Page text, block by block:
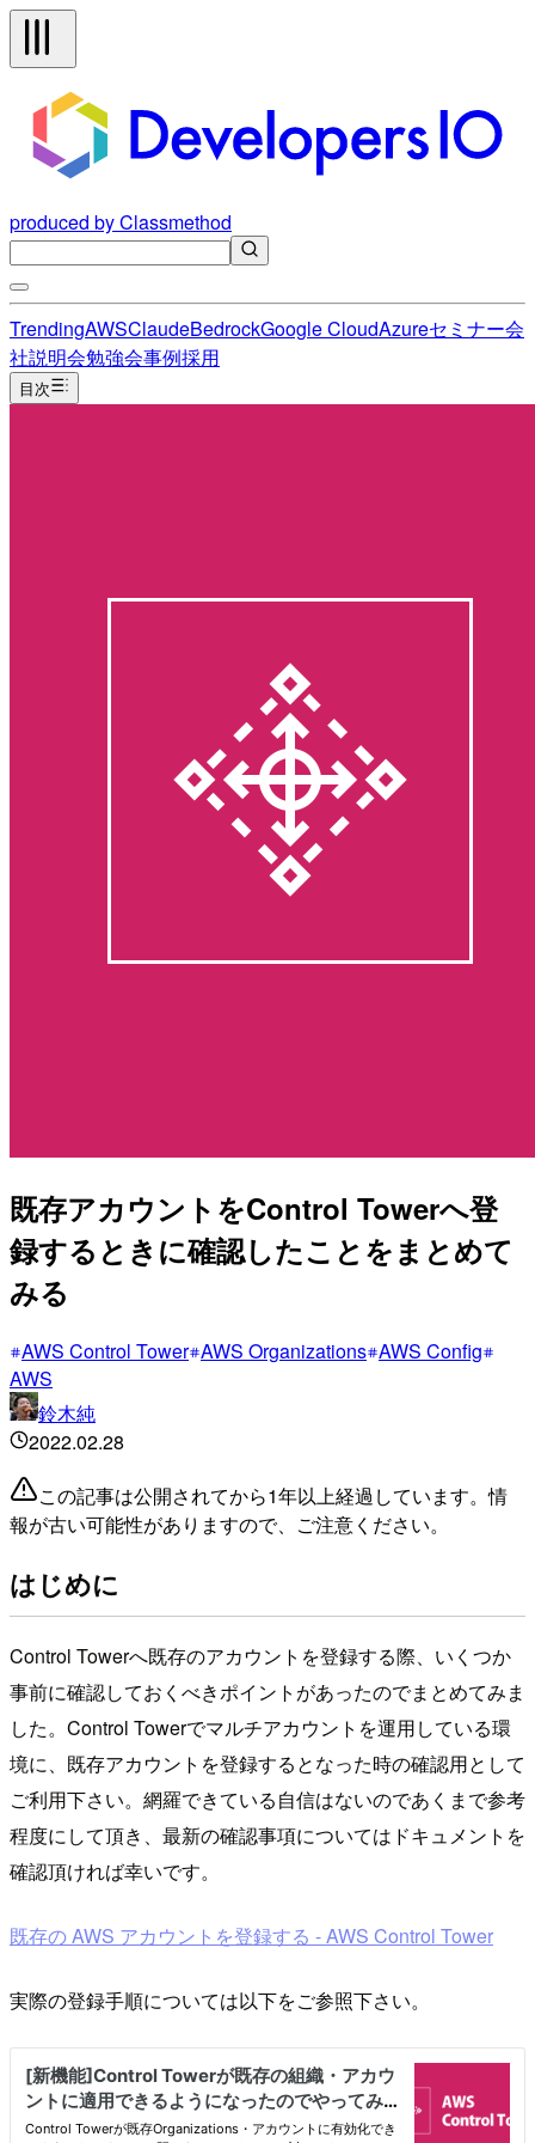
produced by Classmethod
TrendingAWSClaudeBedrockGoogle CloudAzureセミナー会
社説明会勉強会事例採用
目次
既存アカウントをControl Towerへ登
録するときに確認したことをまとめて
みる
AWS Control Tower AWS Organizations AWS Config
AWS
鈴木純
2022.02.28
この記事は公開されてから1年以上経過しています。情
報が古い可能性がありますので、ご注意ください。
はじめに
Control Towerへ既存のアカウントを登録する際、いくつか
事前に確認しておくべきポイントがあったのでまとめてみま
した。Control Towerでマルチアカウントを運用している環
境に、既存アカウントを登録するとなった時の確認用として
ご利用下さい。網羅できている自信はないのであくまで参考
程度にして頂き、最新の確認事項についてはドキュメントを
確認頂ければ幸いです。
既存の AWS アカウントを登録する - AWS Control Tower
実際の登録手順については以下をご参照下さい。